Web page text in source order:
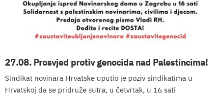
27.08. Prosvjed protiv genocida nad Palestincima!
Sindikat novinara Hrvatske uputio je poziv sindikatima u
Hrvatskoj da se pridruže sutra, u četvrtak, u 16 sati